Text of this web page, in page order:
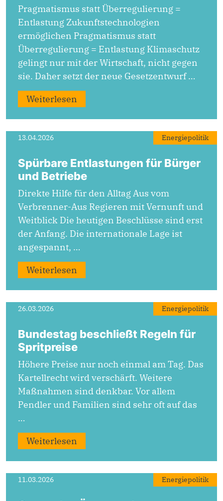
Pragmatismus statt Überregulierung =
Entlastung Zukunftstechnologien
ermöglichen Pragmatismus statt
Überregulierung = Entlastung Klimaschutz
gelingt nur mit der Wirtschaft, nicht gegen
sie. Daher setzt der neue Gesetzentwurf …
Weiterlesen
13.04.2026 Energiepolitik
Spürbare Entlastungen für Bürger
und Betriebe
Direkte Hilfe für den Alltag Aus vom
Verbrenner-Aus Regieren mit Vernunft und
Weitblick Die heutigen Beschlüsse sind erst
der Anfang. Die internationale Lage ist
angespannt, …
Weiterlesen
26.03.2026 Energiepolitik
Bundestag beschließt Regeln für
Spritpreise
Höhere Preise nur noch einmal am Tag. Das
Kartellrecht wird verschärft. Weitere
Maßnahmen sind denkbar. Vor allem
Pendler und Familien sind sehr oft auf das
…
Weiterlesen
11.03.2026 Energiepolitik